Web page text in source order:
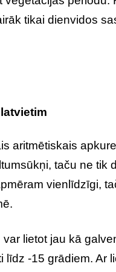
tikai dienvidos
aritmētiskais
taču ne tik
vienlīdzīgi,
lietot jau kā
-15 grādiem. Ar